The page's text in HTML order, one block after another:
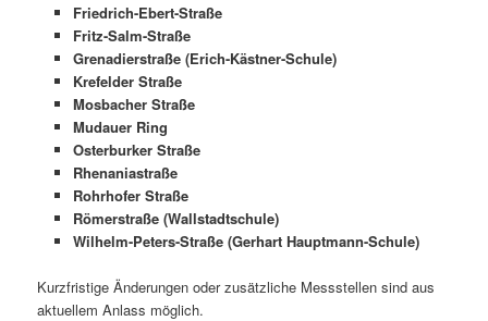
Friedrich-Ebert-Straße
Fritz-Salm-Straße
Grenadierstraße (Erich-Kästner-Schule)
Krefelder Straße
Mosbacher Straße
Mudauer Ring
Osterburker Straße
Rhenaniastraße
Rohrhofer Straße
Römerstraße (Wallstadtschule)
Wilhelm-Peters-Straße (Gerhart Hauptmann-Schule)
Kurzfristige Änderungen oder zusätzliche Messstellen sind aus
aktuellem Anlass möglich.